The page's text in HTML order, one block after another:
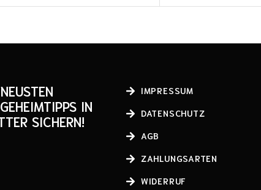
IN
SICHERN!
IMPRESSUM
DATENSCHUTZ
AGB
ZAHLUNGSARTEN
WIDERRUF